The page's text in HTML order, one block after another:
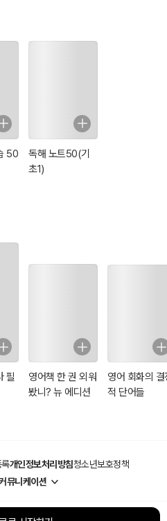
50
독해 노트50(기
초1)
필
영어책 한 권 외워
봤니? 뉴 에디션
영어 회화의 결
적 단어들
개인정보처리방침청소년보호정책
뮤니케이션